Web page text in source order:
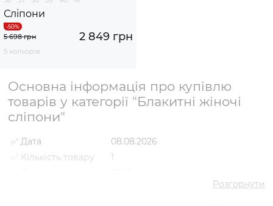
Сліпони
2 849 грн
5 698 грн
5 кольорів
Основна інформація про купівлю
товарів у категорії "Блакитні жіночі
сліпони"
✅ Дата
08.08.2026
✅ Кількість товару
1
Розгорнути